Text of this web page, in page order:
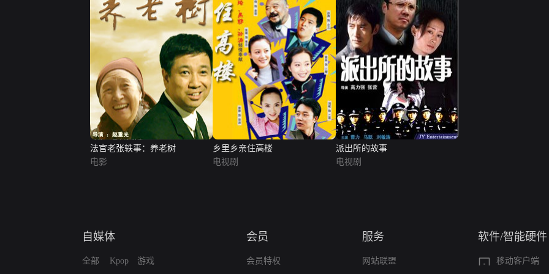
法官老张轶事：养老树
电影
乡里乡亲住高楼
电视剧
派出所的故事
电视剧
自媒体
全部 Kpop 游戏
会员
会员特权
服务
网站联盟
软件/智能硬件
移动客户端